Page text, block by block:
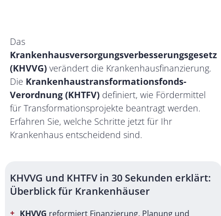
Das
Krankenhausversorgungsverbesserungsgesetz
(KHVVG) verändert die Krankenhausfinanzierung.
Die Krankenhaustransformationsfonds-
Verordnung (KHTFV) definiert, wie Fördermittel
für Transformationsprojekte beantragt werden.
Erfahren Sie, welche Schritte jetzt für Ihr
Krankenhaus entscheidend sind.
KHVVG und KHTFV in 30 Sekunden erklärt:
Überblick für Krankenhäuser
KHVVG reformiert Finanzierung, Planung und